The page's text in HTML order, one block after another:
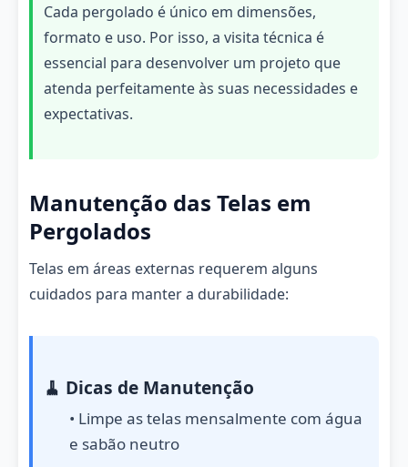
Cada pergolado é único em dimensões,
formato e uso. Por isso, a visita técnica é
essencial para desenvolver um projeto que
atenda perfeitamente às suas necessidades e
expectativas.
Manutenção das Telas em
Pergolados
Telas em áreas externas requerem alguns
cuidados para manter a durabilidade:
🧹 Dicas de Manutenção
• Limpe as telas mensalmente com água
e sabão neutro